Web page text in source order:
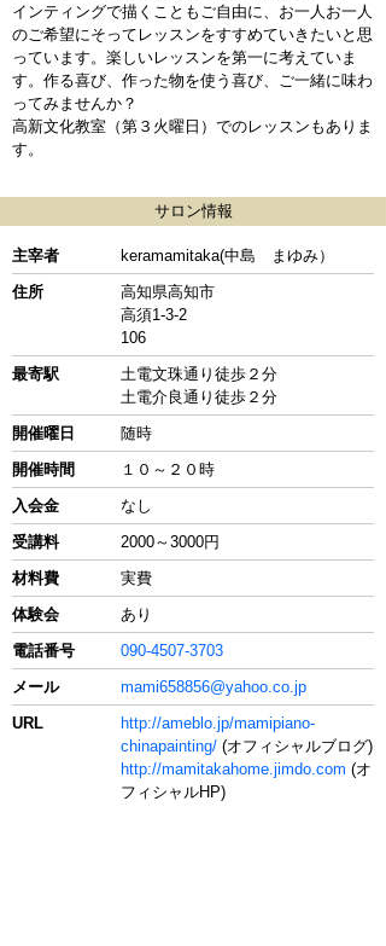
インティングで描くこともご自由に、お一人お一人
のご希望にそってレッスンをすすめていきたいと思
っています。楽しいレッスンを第一に考えていま
す。作る喜び、作った物を使う喜び、ご一緒に味わ
ってみませんか？
高新文化教室（第３火曜日）でのレッスンもありま
す。
サロン情報
主宰者
keramamitaka(中島 まゆみ）
住所
高知県高知市
高須1-3-2
106
最寄駅
土電文珠通り徒歩２分
土電介良通り徒歩２分
開催曜日
随時
開催時間
１０～２０時
入会金
なし
受講料
2000～3000円
材料費
実費
体験会
あり
電話番号
090-4507-3703
メール
mami658856@yahoo.co.jp
URL
http://ameblo.jp/mamipiano-
chinapainting/ (オフィシャルブログ)
http://mamitakahome.jimdo.com (オ
フィシャルHP)